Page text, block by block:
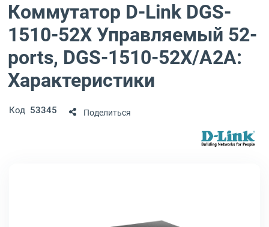
Коммутатор D-Link DGS-
1510-52X Управляемый 52-
ports, DGS-1510-52X/A2A:
Характеристики
Код 53345 Поделиться